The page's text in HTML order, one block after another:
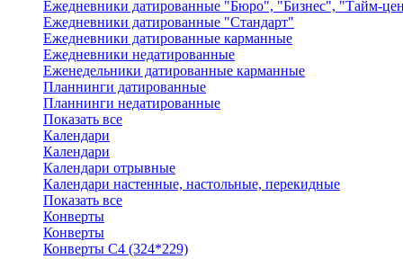
Ежедневники датированные "Бюро", "Бизнес", "Тайм-
Ежедневники датированные "Стандарт"
Ежедневники датированные карманные
Ежедневники недатированные
Еженедельники датированные карманные
Планнинги датированные
Планнинги недатированные
Показать все
Календари
Календари
Календари отрывные
Календари настенные, настольные, перекидные
Показать все
Конверты
Конверты
Конверты C4 (324*229)